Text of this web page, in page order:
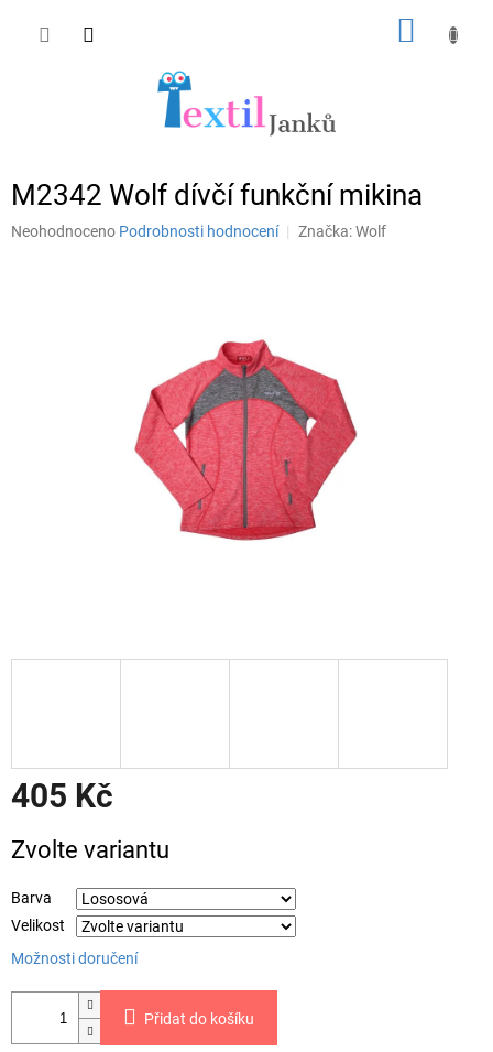
M2342 Wolf dívčí funkční mikina
Průměrné
Neohodnoceno Podrobnosti hodnocení Značka:Wolf
405 Kč
cena:
Zvolte variantu
Barva
Velikost
Možnosti doručení
Přidat do košíku